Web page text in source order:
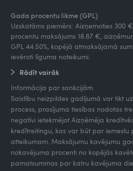
Gada procentu likme (GPL)
Uzskatāms piemērs: Aizņemoties 300
procentu maksājums 18.87 €,
GPL 44.50%, kopējā atmaksājamā
ievēroti līguma noteikumi.
Rādīt vairāk
Informācija par sankcijām
Saistību neizpildes gadījumā var tikt
process, prasījuma tiesības nodotas
negatīvi ietekmējot Aizņēmēja
kredītreitingu, kas var būt par
atteikumam. Maksājumu kavējumu
nokavējuma procenti no kopējās
pamatsummas par katru kavējuma